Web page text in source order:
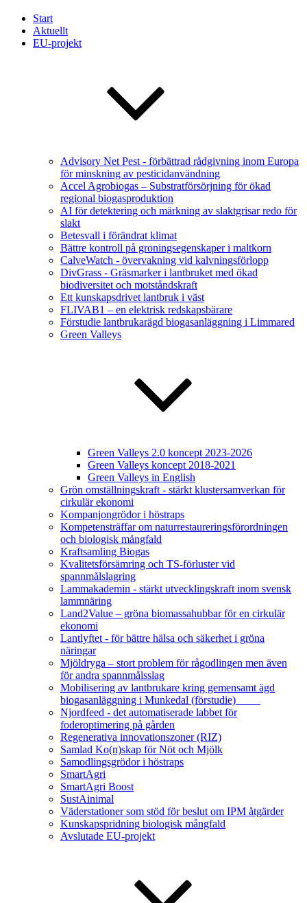
Start
Aktuellt
EU-projekt
Advisory Net Pest - förbättrad rådgivning inom Europa
för minskning av pesticidanvändning
Accel Agrobiogas – Substratförsörjning för ökad
regional biogasproduktion
AI för detektering och märkning av slaktgrisar redo för
slakt
Betesvall i förändrat klimat
Bättre kontroll på groningsegenskaper i maltkorn
CalveWatch - övervakning vid kalvningsförlopp
DivGrass - Gräsmarker i lantbruket med ökad
biodiversitet och motståndskraft
Ett kunskapsdrivet lantbruk i väst
FLIVAB1 – en elektrisk redskapsbärare
Förstudie lantbrukarägd biogasanläggning i Limmared
Green Valleys
Green Valleys 2.0 koncept 2023-2026
Green Valleys koncept 2018-2021
Green Valleys in English
Grön omställningskraft - stärkt klustersamverkan för
cirkulär ekonomi
Kompanjongrödor i höstraps
Kompetensträffar om naturrestaureringsförordningen
och biologisk mångfald
Kraftsamling Biogas
Kvalitetsförsämring och TS-förluster vid
spannmålslagring
Lammakademin - stärkt utvecklingskraft inom svensk
lammnäring
Land2Value – gröna biomassahubbar för en cirkulär
ekonomi
Lantlyftet - för bättre hälsa och säkerhet i gröna
näringar
Mjöldryga – stort problem för rågodlingen men även
för andra spannmålsslag
Mobilisering av lantbrukare kring gemensamt ägd
biogasanläggning i Munkedal (förstudie)
Njordfeed - det automatiserade labbet för
foderoptimering på gården
Regenerativa innovationszoner (RIZ)
Samlad Ko(n)skap för Nöt och Mjölk
Samodlingsgrödor i höstraps
SmartAgri
SmartAgri Boost
SustAinimal
Väderstationer som stöd för beslut om IPM åtgärder
Kunskapspridning biologisk mångfald
Avslutade EU-projekt